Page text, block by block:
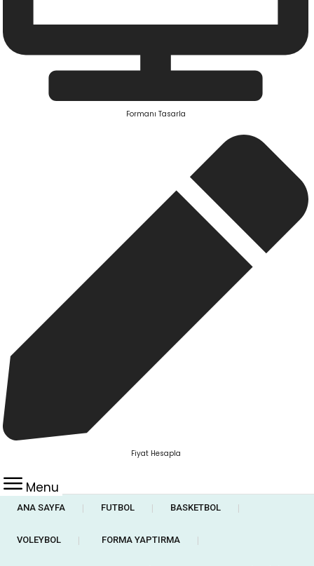
Formanı Tasarla
Fiyat Hesapla
Menu
ANA SAYFA ❘ FUTBOL ❘ BASKETBOL ❘
VOLEYBOL ❘ FORMA YAPTIRMA ❘